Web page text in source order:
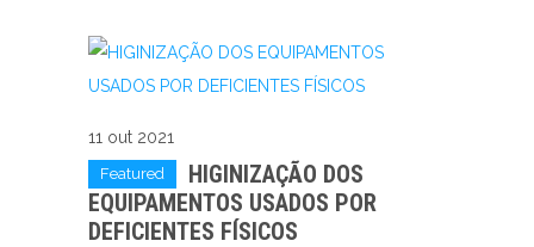
11 out 2021
Featured
HIGINIZAÇÃO DOS
EQUIPAMENTOS USADOS POR
DEFICIENTES FÍSICOS